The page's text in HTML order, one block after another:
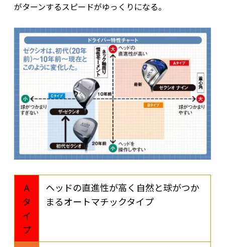
がターンするスピードがゆっくりになる。
A
タ
イ
プ
ヘッドの直進性が高く自然と球がつか
まるオートマチックタイプ